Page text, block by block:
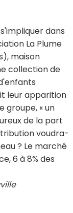
dans
La Plume
maison
collection de
leur apparition
groupe, « un
de la part
voudra-
? Le marché
6 à 8% des